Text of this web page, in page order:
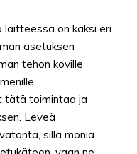
laitteessa on kaksi eri
asetuksen
tehon koville
tätä toimintaa ja
Leveä
sillä monia